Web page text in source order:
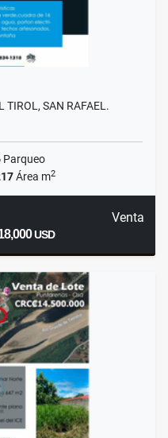
TIROL, SAN RAFAEL.
Parqueo
Área m2
Venta
USD